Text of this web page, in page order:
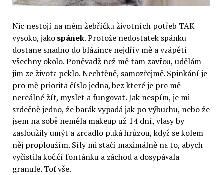
Nic nestojí na mém žebříčku životních potřeb TAK
vysoko, jako spánek. Protože nedostatek spánku
dostane snadno do blázince nejdřív mě a vzápětí
všechny okolo. Poněvadž než mě tam zavřou, udělám
jim ze života peklo. Nechtěně, samozřejmě. Spinkání je
pro mě priorita číslo jedna, bez které je pro mě
nereálné žít, myslet a fungovat. Jak nespím, je mi
srdečně jedno, že barák vypadá jak po výbuchu, nebo že
jsem na sobě neměla makeup už 14 dní, vlasy by
zasloužily umýt a zrcadlo puká hrůzou, když se kolem
něj proploužím. Síly mi stačí maximálně na to, abych
vyčistila kočičí fontánku a záchod a dosypávala
granule. Toť vše.